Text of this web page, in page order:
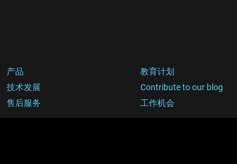
产品 教育计划
技术发展
Contribute to our blog
售后服务
工作机会